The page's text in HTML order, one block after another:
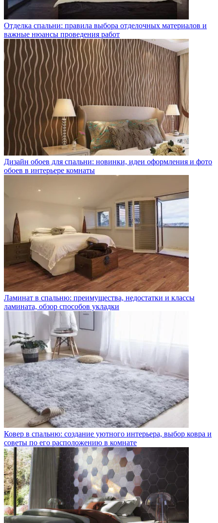
Отделка спальни: правила выбора отделочных материалов и
важные нюансы проведения работ
Дизайн обоев для спальни: новинки, идеи оформления и фото
обоев в интерьере комнаты
Ламинат в спальню: преимущества, недостатки и классы
ламината, обзор способов укладки
Ковер в спальню: создание уютного интерьера, выбор ковра и
советы по его расположению в комнате